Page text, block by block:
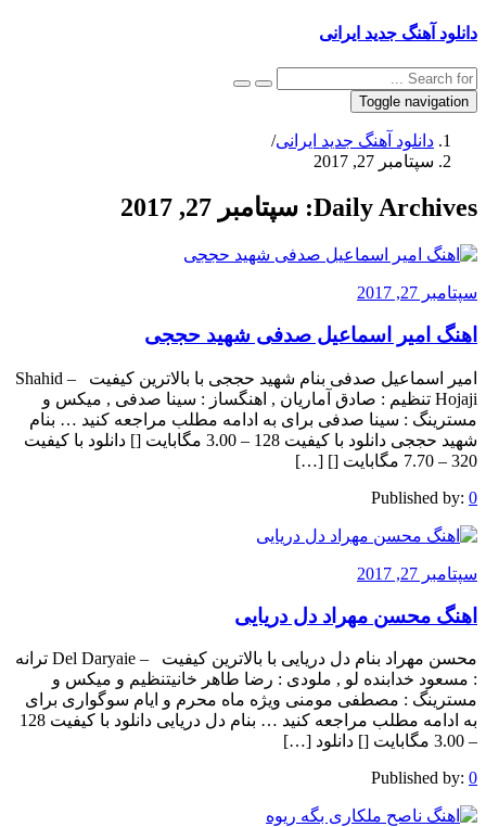
دانلود آهنگ جدید ایرانی
Toggle navigation
دانلود آهنگ جدید ایرانی/
سپتامبر 27, 2017
Daily Archives: سپتامبر 27, 2017
سپتامبر 27, 2017
اهنگ امیر اسماعیل صدفی شهید حججی
امیر اسماعیل صدفی بنام شهید حججی با بالاترین کیفیت – Shahid
Hojaji تنظیم : صادق آماریان , اهنگساز : سینا صدفی , میکس و
مسترینگ : سینا صدفی برای به ادامه مطلب مراجعه کنید … بنام
شهید حججی دانلود با کیفیت 128 – 3.00 مگابایت [] دانلود با کیفیت
320 – 7.70 مگابایت [] […]
Published by: 0
سپتامبر 27, 2017
اهنگ محسن مهراد دل دریایی
محسن مهراد بنام دل دریایی با بالاترین کیفیت – Del Daryaie ترانه
: مسعود خدابنده لو , ملودی : رضا طاهر خانیتنظیم و میکس و
مسترینگ : مصطفی مومنی ویژه ماه محرم و ایام سوگواری برای
به ادامه مطلب مراجعه کنید … بنام دل دریایی دانلود با کیفیت 128
– 3.00 مگابایت [] دانلود […]
Published by: 0